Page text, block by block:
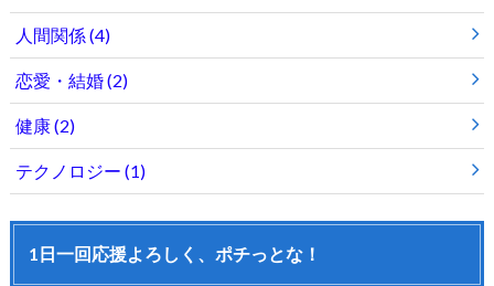
人間関係(4)
恋愛・結婚(2)
健康(2)
テクノロジー (1)
1日一回応援よろしく、ポチっとな！